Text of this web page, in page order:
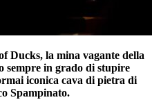
Ducks, la mina vagante della
sempre in grado di stupire
iconica cava di pietra di
Spampinato.